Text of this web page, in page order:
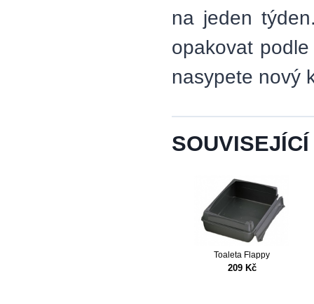
na jeden
opakovat
nasypete nový
Toaleta Flappy
209 Kč